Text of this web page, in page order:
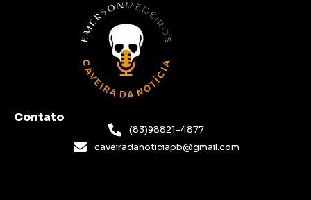
Contato
(83)98821-4877
caveiradanoticiapb@gmail.com